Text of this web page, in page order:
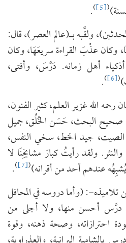
(
[5]
)
.
ولقَّبه بـ(عالم العصر)، قال:
وكان عذْبَ القراءة سريعَهَا، وكان
أهل زمانه. دَرَّسَ، وأفتى،
(
[6]
)
.
الله غزير العلم، كثير الفنون،
صحيح البحث، حَسَن الخُلُق، جميل
جيد الخط، سخي النفس،
ولقد رأيتُ كبارَ مشايخِنَا لا
يُشبِهُه عندهم أحد من أقرانه)(
[7]
)
.
: (وأما دروسه في المحافل
أحسن منها، ولا أجلى من
احترازاته، وصحة ذهنه، وقوة